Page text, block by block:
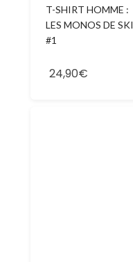
T-SHIRT HOMME :
LES MONOS DE SKI
#1
24,90€